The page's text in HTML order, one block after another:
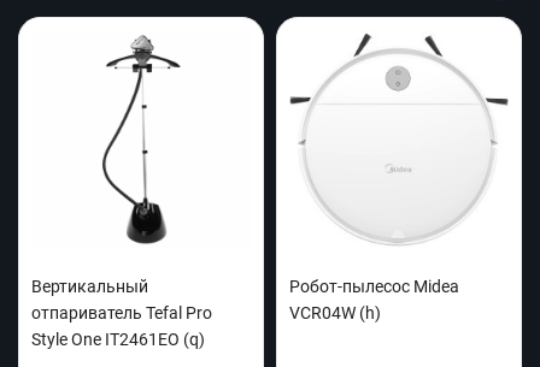
Вертикальный
отпариватель Tefal Pro
Style One IT2461ЕО (q)
Робот-пылесос Midea
VCR04W (h)